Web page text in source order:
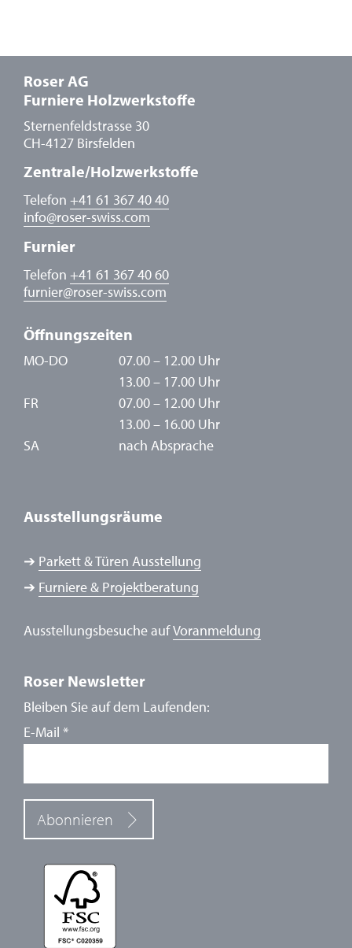
Roser AG
Furniere Holzwerkstoffe
Sternenfeldstrasse 30
CH-4127 Birsfelden
Zentrale/Holzwerkstoffe
Telefon +41 61 367 40 40
info@roser-swiss.com
Furnier
Telefon +41 61 367 40 60
furnier@roser-swiss.com
Öffnungszeiten
MO-DO
07.00 – 12.00 Uhr
13.00 – 17.00 Uhr
FR
07.00 – 12.00 Uhr
13.00 – 16.00 Uhr
SA
nach Absprache
Ausstellungsräume
➔ Parkett & Türen Ausstellung
➔ Furniere & Projektberatung
Ausstellungsbesuche aufVoranmeldung
Roser Newsletter
Bleiben Sie auf dem Laufenden:
E-Mail *
Abonnieren